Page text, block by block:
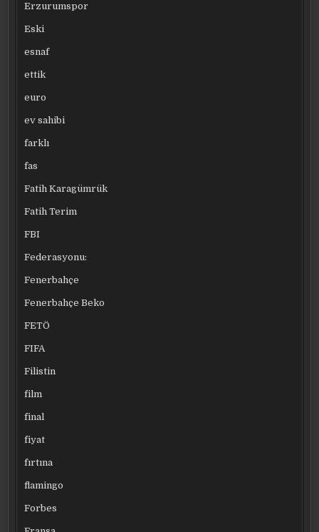
Erzurumspor
Eski
esnaf
ettik
euro
ev sahibi
farklı
fas
Fatih Karagümrük
Fatih Terim
FBI
Federasyonu:
Fenerbahçe
Fenerbahçe Beko
FETÖ
FIFA
Filistin
film
final
fiyat
fırtına
flamingo
Forbes